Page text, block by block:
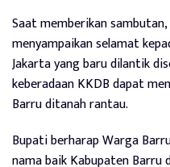
Saat memberikan
menyampaikan selamat
Jakarta yang baru dilantik
keberadaan KKDB dapat
Barru ditanah rantau.
Bupati berharap Warga
nama baik Kabupaten Barru